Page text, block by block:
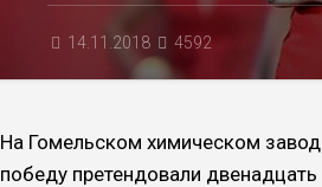
14.11.2018 4592
На Гомельском химическом
победу претендовали